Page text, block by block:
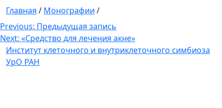
Главная / Монографии /
Навигация
по
записям
Previous: Предыдущая запись
Next: «Средство для лечения акне»
Институт клеточного и внутриклеточного симбиоза
УрО РАН